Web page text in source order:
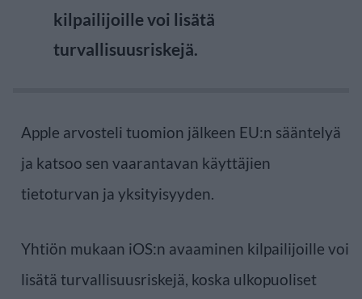
kilpailijoille voi lisätä
turvallisuusriskejä.
Apple arvosteli tuomion jälkeen EU:n sääntelyä
ja katsoo sen vaarantavan käyttäjien
tietoturvan ja yksityisyyden.
Yhtiön mukaan iOS:n avaaminen kilpailijoille voi
lisätä turvallisuusriskejä, koska ulkopuoliset